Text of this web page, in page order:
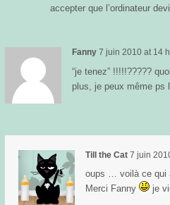
accepter que l’ordinateur
Fanny 7 juin 2010 at 14
“je tenez” !!!!!?????
plus, je peux même ps
Till the Cat 7 juin
oups … voilà ce qui
Merci Fanny
je